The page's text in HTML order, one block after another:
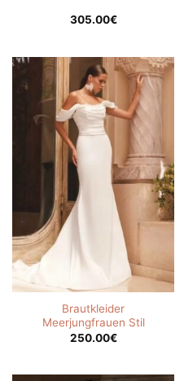
305.00€
Brautkleider
Meerjungfrauen Stil
250.00€